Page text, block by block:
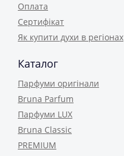
Оплата
Сертифікат
Як купити духи в регіонах
Каталог
Парфуми оригінали
Bruna Parfum
Парфуми LUX
Bruna Classic
PREMIUM